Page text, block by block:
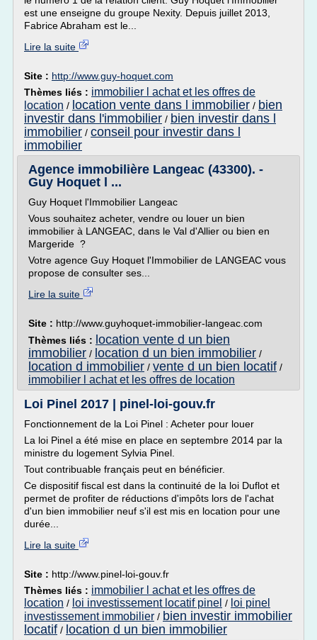
est une enseigne du groupe Nexity. Depuis juillet 2013,
Fabrice Abraham est le...
Lire la suite
Site : http://www.guy-hoquet.com
Thèmes liés : immobilier l achat et les offres de
location / location vente dans l immobilier / bien
investir dans l'immobilier / bien investir dans l
immobilier / conseil pour investir dans l
immobilier
Agence immobilière Langeac (43300). -
Guy Hoquet l ...
Guy Hoquet l'Immobilier Langeac
Vous souhaitez acheter, vendre ou louer un bien
immobilier à LANGEAC, dans le Val d'Allier ou bien en
Margeride ?
Votre agence Guy Hoquet l'Immobilier de LANGEAC vous
propose de consulter ses...
Lire la suite
Site : http://www.guyhoquet-immobilier-langeac.com
Thèmes liés : location vente d un bien
immobilier / location d un bien immobilier /
location d immobilier / vente d un bien locatif /
immobilier l achat et les offres de location
Loi Pinel 2017 | pinel-loi-gouv.fr
Fonctionnement de la Loi Pinel : Acheter pour louer
La loi Pinel a été mise en place en septembre 2014 par la
ministre du logement Sylvia Pinel.
Tout contribuable français peut en bénéficier.
Ce dispositif fiscal est dans la continuité de la loi Duflot et
permet de profiter de réductions d'impôts lors de l'achat
d'un bien immobilier neuf s'il est mis en location pour une
durée...
Lire la suite
Site : http://www.pinel-loi-gouv.fr
Thèmes liés : immobilier l achat et les offres de
location / loi investissement locatif pinel / loi pinel
investissement immobilier / bien investir immobilier
locatif / location d un bien immobilier